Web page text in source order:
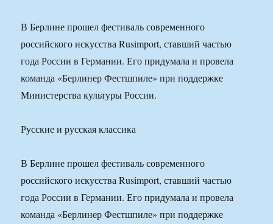
В Берлине прошел фестиваль современного
российского искусства Rusimport, ставший частью
года России в Германии. Его придумала и провела
команда «Берлинер Фестшпиле» при поддержке
Министерства культуры России.
Русские и русская классика
В Берлине прошел фестиваль современного
российского искусства Rusimport, ставший частью
года России в Германии. Его придумала и провела
команда «Берлинер Фестшпиле» при поддержке